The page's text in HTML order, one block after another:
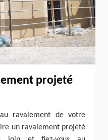
projeté
ravalement de votre
un ravalement projeté